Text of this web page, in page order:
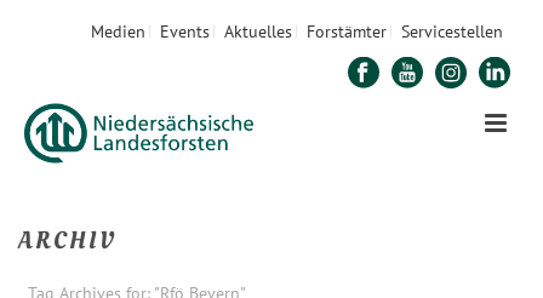
Medien Events Aktuelles Forstämter Servicestellen
ARCHIV
Tag Archives for: "Rfö Bevern"